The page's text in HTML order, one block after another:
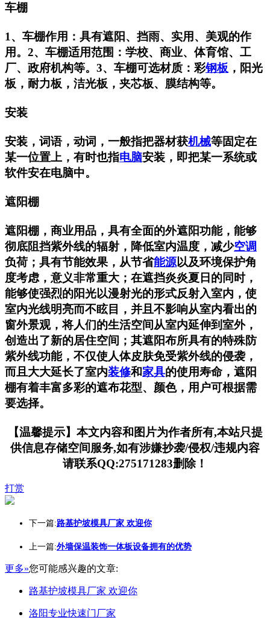
车棚
1、车棚作用：具有遮阳、挡雨、实用、美观的作
用。2、车棚适用范围：学校、商业、体育馆、工
厂、政府机构等。3、车棚可选材质：彩钢板 ，阳光
板，耐力板，洁光板，夹芯板、膜结构等。
安装
安装，词语，动词，一般指把器材获机械等固定在
某一位置上，有时也指电脑安装，即把某一系统或
软件安在电脑中。
遮阳棚
遮阳棚，商业用品，具有全面的外遮阳功能，能够
彻底阻挡紫外线的辐射，降低室内温度，减少空调
负荷；具有节能效果，从节省能源以及环境保护角
度考虑，意义非常重大；在遮挡炎炎夏日的同时，
能够使强烈的阳光以漫射光的形式反射入室内，使
室内光线明亮而不眩目，并且不影响从室内看出的
窗外景观，将人们的生活空间从室内延伸到室外，
创造出了新的居住空间；其遮阳布所具有的特殊防
紫外线功能，不仅使人体皮肤免受紫外线的侵袭，
而且大大延长了室内装修和家具的使用寿命，遮阳
棚有着丰富多彩的遮布花型、颜色，用户可根据需
要选择。
【温馨提示】本文内容和图片为作者所有,本站只提
供信息存储空间服务,如有涉嫌抄袭/侵权/违规内容
请联系QQ:275171283删除！
打赏
下一篇:路基护坡模具厂家 欢迎你
上一篇:外墙保温装饰一体板设备拥有的优势
更多»您可能感兴趣的文章:
路基护坡模具厂家 欢迎你
洛阳专业快速门厂家